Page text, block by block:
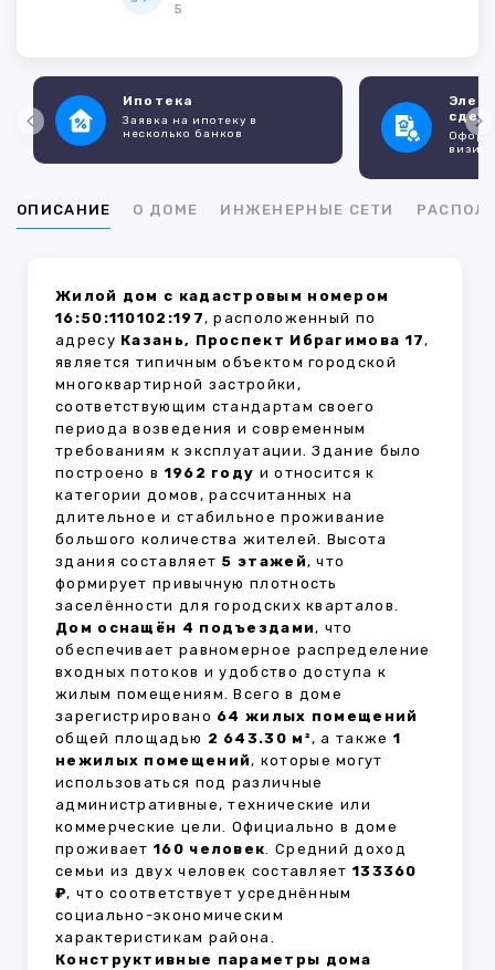
5
Ипотека
Заявка на ипотеку в
несколько банков
ОПИСАНИЕ О ДОМЕ ИНЖЕНЕРНЫЕ СЕТИ
Жилой дом с кадастровым номером
16:50:110102:197, расположенный по
адресу Казань, Проспект Ибрагимова 17,
является типичным объектом городской
многоквартирной застройки,
соответствующим стандартам своего
периода возведения и современным
требованиям к эксплуатации. Здание было
построено в 1962 году и относится к
категории домов, рассчитанных на
длительное и стабильное проживание
большого количества жителей. Высота
здания составляет 5 этажей, что
формирует привычную плотность
заселённости для городских кварталов.
Дом оснащён 4 подъездами, что
обеспечивает равномерное распределение
входных потоков и удобство доступа к
жилым помещениям. Всего в доме
зарегистрировано 64 жилых помещений
общей площадью 2 643.30 м², а также 1
нежилых помещений, которые могут
использоваться под различные
административные, технические или
коммерческие цели. Официально в доме
проживает 160 человек. Средний доход
семьи из двух человек составляет 133360
₽, что соответствует усреднённым
социально-экономическим
характеристикам района.
Конструктивные параметры дома